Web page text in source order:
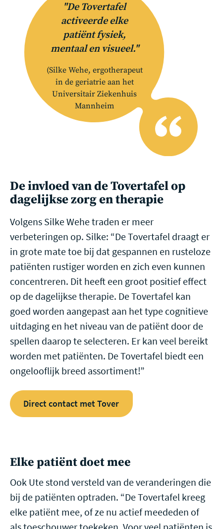
"De Tovertafel
activeerde elke
patiënt fysiek,
mentaal en visueel."
(Silke Wehe, ergotherapeut
in de geriatrie aan het
Universitair Ziekenhuis
Mannheim
De invloed van de Tovertafel op
dagelijkse zorg en therapie
Volgens Silke Wehe traden er meer
verbeteringen op. Silke: “De Tovertafel draagt er
in grote mate toe bij dat gespannen en rusteloze
patiënten rustiger worden en zich even kunnen
concentreren. Dit heeft een groot positief effect
op de dagelijkse therapie. De Tovertafel kan
goed worden aangepast aan het type cognitieve
uitdaging en het niveau van de patiënt door de
spellen daarop te selecteren. Er kan veel bereikt
worden met patiënten. De Tovertafel biedt een
ongelooflijk breed assortiment!”
Direct contact met Tover
Elke patiënt doet mee
Ook Ute stond versteld van de veranderingen die
bij de patiënten optraden. “De Tovertafel kreeg
elke patiënt mee, of ze nu actief meededen of